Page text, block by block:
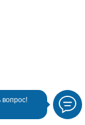
вопрос!